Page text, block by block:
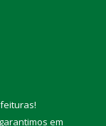
!
em